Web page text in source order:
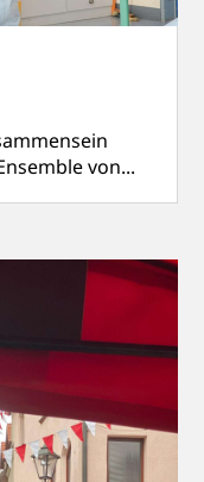
von...